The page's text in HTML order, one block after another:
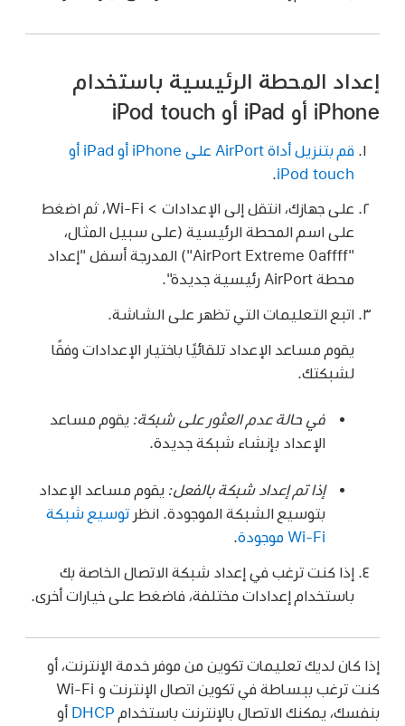
إعداد المحطة الرئيسية باستخدام
iPhone أو iPad أو iPod touch
قم بتنزيل أداة AirPort على iPhone أو iPad أو
iPod touch
على جهازك، انتقل إلى الإعدادات > Wi‑Fi، ثم اضغط
على اسم المحطة الرئيسية (على سبيل المثال،
"AirPort Extreme 0affff") المدرجة أسفل "إعداد
محطة AirPort رئيسية جديدة".
اتبع التعليمات التي تظهر على الشاشة.
يقوم مساعد الإعداد تلقائيًا باختيار الإعدادات وفقًا
لشبكتك.
في حالة عدم العثور على شبكة: يقوم مساعد
الإعداد بإنشاء شبكة جديدة.
إذا تم إعداد شبكة بالفعل: يقوم مساعد الإعداد
بتوسيع الشبكة الموجودة. انظرتوسيع شبكة
Wi‑Fi موجودة
إذا كنت ترغب في إعداد شبكة الاتصال الخاصة بك
باستخدام إعدادات مختلفة، فاضغط على خيارات أخرى.
إذا كان لديك تعليمات تكوين من موفر خدمة الإنترنت، أو
كنت ترغب ببساطة في تكوين اتصال الإنترنت و Wi-Fi
بنفسك، يمكنك الاتصال بالإنترنت باستخدام DHCP أو